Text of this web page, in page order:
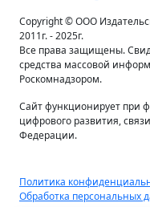
Copyright © ООО
2011г. - 2025г.
Все права защищены.
средства массовой
Роскомнадзором.
Сайт функционирует при
цифрового развития,
Федерации.
Политика
Обработка персональных